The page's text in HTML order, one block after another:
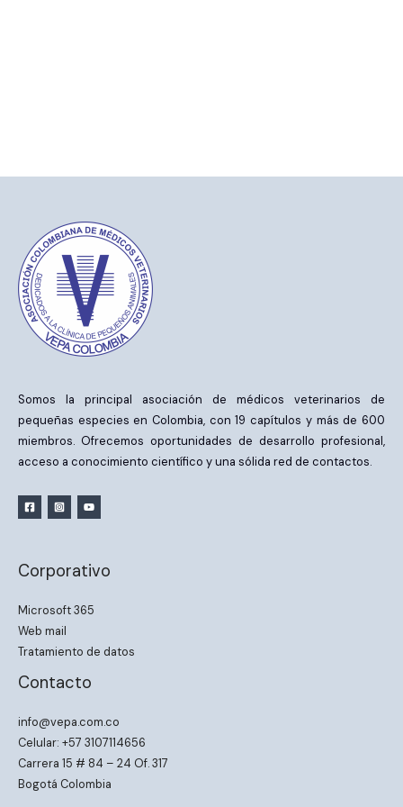
Somos la principal asociación de médicos veterinarios de
pequeñas especies en Colombia, con 19 capítulos y más de 600
miembros. Ofrecemos oportunidades de desarrollo profesional,
acceso a conocimiento científico y una sólida red de contactos.
Corporativo
Microsoft 365
Web mail
Tratamiento de datos
Contacto
info@vepa.com.co
Celular: +57 3107114656
Carrera 15 # 84 – 24 Of. 317
Bogotá Colombia